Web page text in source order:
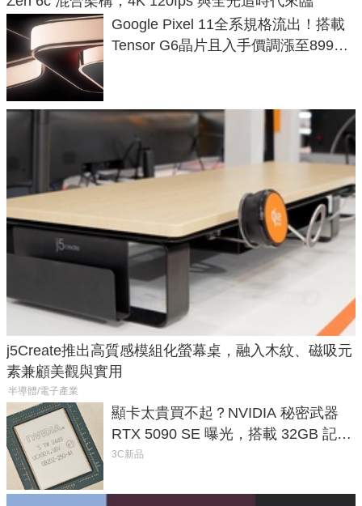
Google Pixel 11全系規格流出！搭載
Tensor G6晶片且入手價調漲至899美
j5Create推出高質感模組化螢幕桌，融入木紋、磁吸元
素兼顧美觀與實用
半導體/電子產業
顯卡太貴買不起？NVIDIA 秘密武器
RTX 5090 SE 曝光，搭載 32GB 記憶
體
3C新品